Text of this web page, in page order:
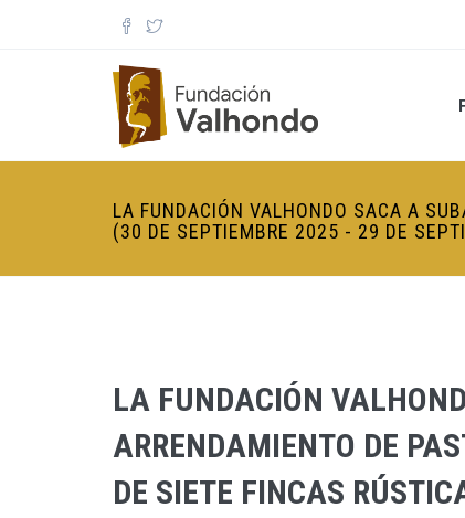
Pasar al contenido principal
LA FUNDACIÓN VALHONDO SACA A
(30 DE SEPTIEMBRE 2025 - 29 DE
LA FUNDACIÓN
ARRENDAMIENTO DE
DE SIETE FINCAS